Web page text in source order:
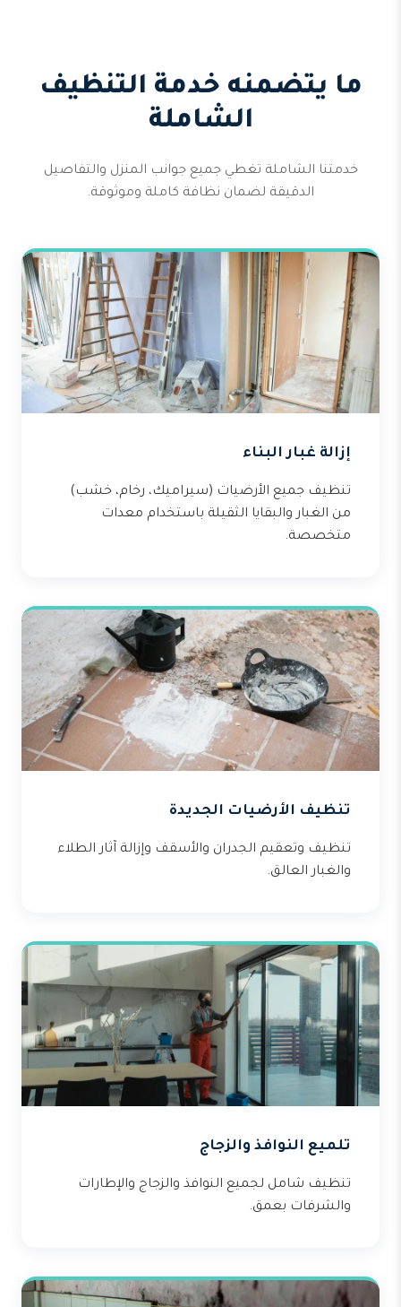
ما يتضمنه خدمة التنظيف
الشاملة
خدمتنا الشاملة تغطي جميع جوانب المنزل والتفاصيل
الدقيقة لضمان نظافة كاملة وموثوقة.
إزالة غبار البناء
تنظيف جميع الأرضيات (سيراميك، رخام، خشب)
من الغبار والبقايا الثقيلة باستخدام معدات
متخصصة.
تنظيف الأرضيات الجديدة
تنظيف وتعقيم الجدران والأسقف وإزالة آثار الطلاء
والغبار العالق.
تلميع النوافذ والزجاج
تنظيف شامل لجميع النوافذ والزجاج والإطارات
والشرفات بعمق.